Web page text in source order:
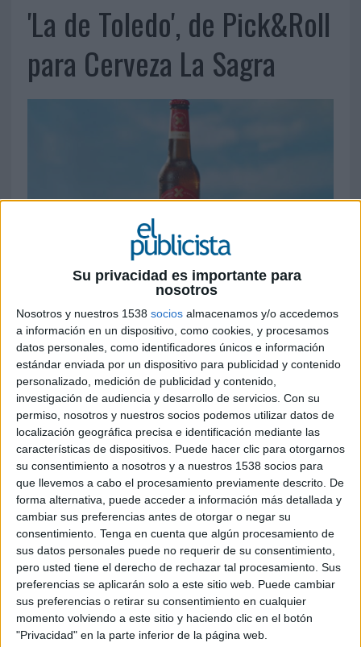
Su privacidad es importante para
nosotros
Nosotros y nuestros 1538 socios almacenamos y/o accedemos
a información en un dispositivo, como cookies, y procesamos
datos personales, como identificadores únicos e información
estándar enviada por un dispositivo para publicidad y contenido
personalizado, medición de publicidad y contenido,
investigación de audiencia y desarrollo de servicios. Con su
permiso, nosotros y nuestros socios podemos utilizar datos de
localización geográfica precisa e identificación mediante las
características de dispositivos. Puede hacer clic para otorgarnos
su consentimiento a nosotros y a nuestros 1538 socios para
que llevemos a cabo el procesamiento previamente descrito. De
forma alternativa, puede acceder a información más detallada y
cambiar sus preferencias antes de otorgar o negar su
consentimiento. Tenga en cuenta que algún procesamiento de
sus datos personales puede no requerir de su consentimiento,
pero usted tiene el derecho de rechazar tal procesamiento. Sus
preferencias se aplicarán solo a este sitio web. Puede cambiar
sus preferencias o retirar su consentimiento en cualquier
momento volviendo a este sitio y haciendo clic en el botón
"Privacidad" en la parte inferior de la página web.
'La de Toledo', de Pick&Roll
para Cerveza La Sagra
5 DE MAYO DE 2026
FICHA TÉCNICA
Anunciante: Cerveza La Sagra
Scetor: Bebidas alcohólicas y cervezas
Agencia Branding: LaCía
Acción: Rediseño de la identidad visual de marca
Año: 2026
Agencia PR: AcentoenlaCé
Agencia creativa: pick&roll
Título: La de Toledo